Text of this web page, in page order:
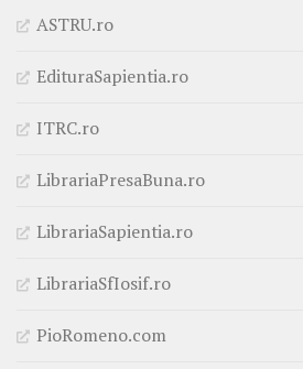
ASTRU.ro
EdituraSapientia.ro
ITRC.ro
LibrariaPresaBuna.ro
LibrariaSapientia.ro
LibrariaSfIosif.ro
PioRomeno.com